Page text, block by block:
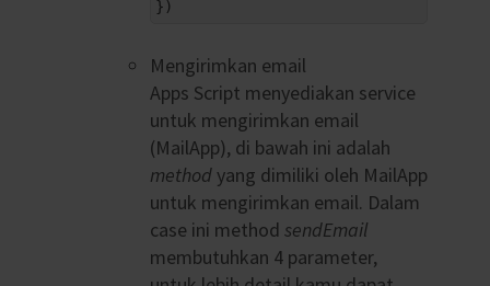
} )
Mengirimkan email
Apps Script menyediakan service
untuk mengirimkan email
(MailApp), di bawah ini adalah
methodyang dimiliki oleh MailApp
untuk mengirimkan email. Dalam
case ini method sendEmail
membutuhkan 4 parameter,